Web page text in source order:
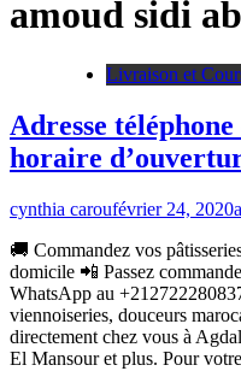
amoud sidi
Livraison et
Adresse
horaire
cynthia caroufévrier 24, 2020
🚚 Commandez vos
domicile 📲 Passez
WhatsApp au
viennoiseries, douceurs
directement chez vous à
El Mansour et plus. Pour